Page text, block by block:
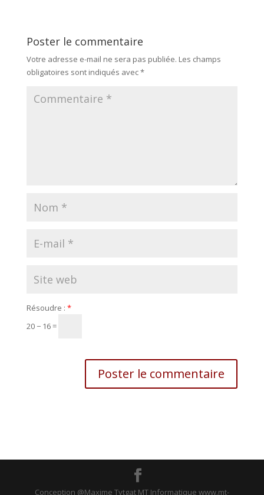
Poster le commentaire
Votre adresse e-mail ne sera pas publiée. Les champs
obligatoires sont indiqués avec*
Résoudre : *
20 − 16 =
Conception @Maxime Tytgat MT Informatique www.mt-